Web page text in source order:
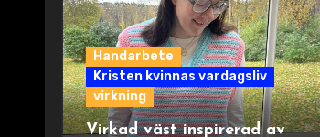
Handarbete
Kristen kvinnas vardagsliv
virkning
Virkad väst inspirerad av